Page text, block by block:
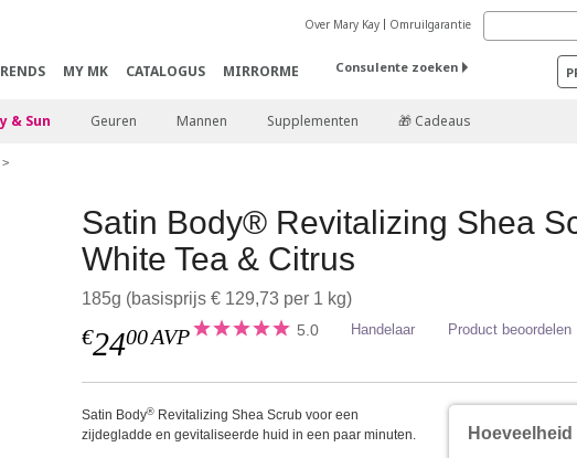
MY MK CATALOGUS MIRRORME
Over Mary Kay Omruilgarantie
Consulente zoeken
& Sun Geuren Mannen Supplementen 🎁 Cadeaus
Satin Body® Revitalizing Shea
White Tea & Citrus
185g (basisprijs € 129,73 per 1 kg)
€2400AVP 5.0 Handelaar Product beoordelen
Hoeveelheid
Satin Body® Revitalizing Shea Scrub voor een
zijdegladde en gevitaliseerde huid in een paar minuten.